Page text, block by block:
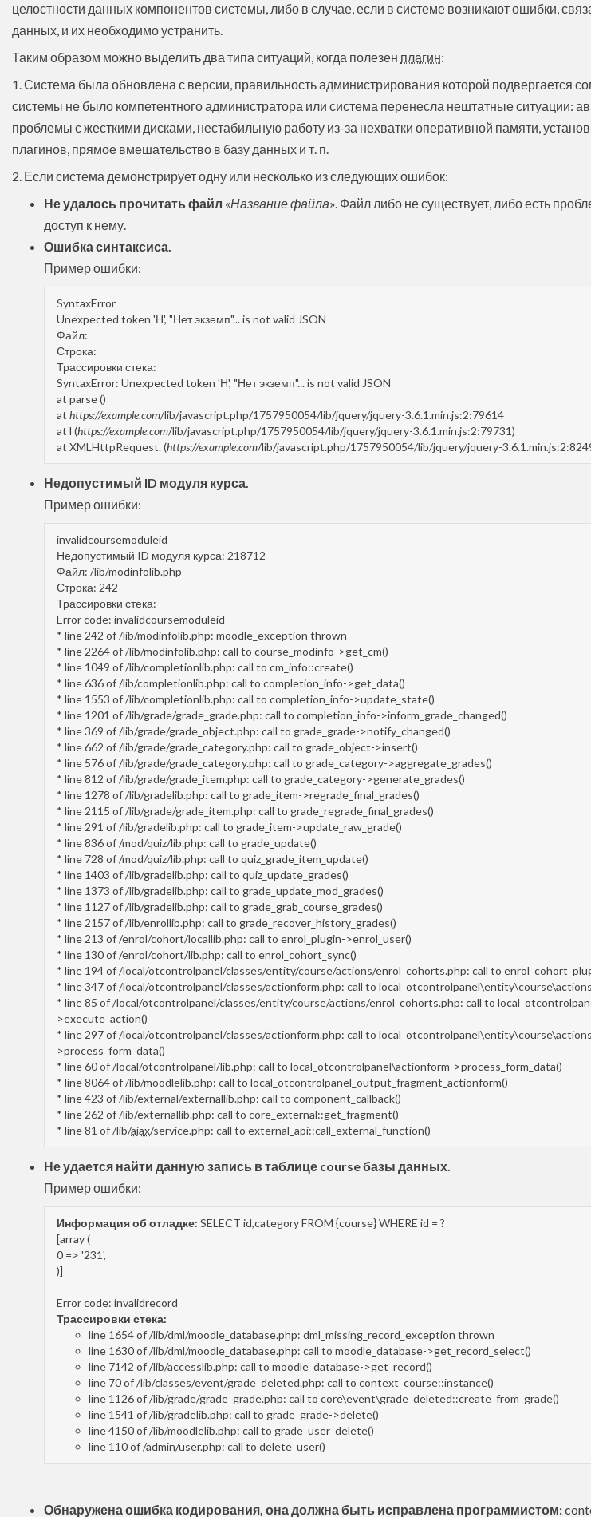
целостности данных компонентов системы, либо в случае, если в системе возникают ошибки,
данных, и их необходимо устранить.
Таким образом можно выделить два типа ситуаций, когда полезен плагин:
1. Система была обновлена с версии, правильность администрирования которой подвергается
системы не было компетентного администратора или система перенесла нештатные ситуации:
проблемы с жесткими дисками, нестабильную работу из-за нехватки оперативной памяти,
плагинов, прямое вмешательство в базу данных и т. п.
2. Если система демонстрирует одну или несколько из следующих ошибок:
Не удалось прочитать файл «Название файла». Файл либо не существует, либо есть
доступ к нему.
Ошибка синтаксиса.
Пример ошибки:
SyntaxError
Unexpected token 'Н', "Нет экземп"... is not valid JSON
Файл:
Строка:
Трассировки стека:
SyntaxError: Unexpected token 'Н', "Нет экземп"... is not valid JSON
at parse ()
at https://example.com/lib/javascript.php/1757950054/lib/jquery/jquery-3.6.1.min.js:2:79614
at l (https://example.com/lib/javascript.php/1757950054/lib/jquery/jquery-3.6.1.min.js:2:79731)
at XMLHttpRequest. (https://example.com/lib/javascript.php/1757950054/lib/jquery/jquery-
Недопустимый ID модуля курса.
Пример ошибки:
invalidcoursemoduleid
Недопустимый ID модуля курса: 218712
Файл: /lib/modinfolib.php
Строка: 242
Трассировки стека:
Error code: invalidcoursemoduleid
* line 242 of /lib/modinfolib.php: moodle_exception thrown
* line 2264 of /lib/modinfolib.php: call to course_modinfo->get_cm()
* line 1049 of /lib/completionlib.php: call to cm_info::create()
* line 636 of /lib/completionlib.php: call to completion_info->get_data()
* line 1553 of /lib/completionlib.php: call to completion_info->update_state()
* line 1201 of /lib/grade/grade_grade.php: call to completion_info->inform_grade_changed()
* line 369 of /lib/grade/grade_object.php: call to grade_grade->notify_changed()
* line 662 of /lib/grade/grade_category.php: call to grade_object->insert()
* line 576 of /lib/grade/grade_category.php: call to grade_category->aggregate_grades()
* line 812 of /lib/grade/grade_item.php: call to grade_category->generate_grades()
* line 1278 of /lib/gradelib.php: call to grade_item->regrade_final_grades()
* line 2115 of /lib/grade/grade_item.php: call to grade_regrade_final_grades()
* line 291 of /lib/gradelib.php: call to grade_item->update_raw_grade()
* line 836 of /mod/quiz/lib.php: call to grade_update()
* line 728 of /mod/quiz/lib.php: call to quiz_grade_item_update()
* line 1403 of /lib/gradelib.php: call to quiz_update_grades()
* line 1373 of /lib/gradelib.php: call to grade_update_mod_grades()
* line 1127 of /lib/gradelib.php: call to grade_grab_course_grades()
* line 2157 of /lib/enrollib.php: call to grade_recover_history_grades()
* line 213 of /enrol/cohort/locallib.php: call to enrol_plugin->enrol_user()
* line 130 of /enrol/cohort/lib.php: call to enrol_cohort_sync()
* line 194 of /local/otcontrolpanel/classes/entity/course/actions/enrol_cohorts.php: call to
* line 347 of /local/otcontrolpanel/classes/actionform.php: call to
* line 85 of /local/otcontrolpanel/classes/entity/course/actions/enrol_cohorts.php: call to
>execute_action()
* line 297 of /local/otcontrolpanel/classes/actionform.php: call to
>process_form_data()
* line 60 of /local/otcontrolpanel/lib.php: call to local_otcontrolpanel\actionform->process_form_data()
* line 8064 of /lib/moodlelib.php: call to local_otcontrolpanel_output_fragment_actionform()
* line 423 of /lib/external/externallib.php: call to component_callback()
* line 262 of /lib/externallib.php: call to core_external::get_fragment()
* line 81 of /lib/ajax/service.php: call to external_api::call_external_function()
Не удается найти данную запись в таблице course базы данных.
Пример ошибки:
Информация об отладке: SELECT id,category FROM {course} WHERE id = ?
[array (
0 => '231',
)]
Error code: invalidrecord
Трассировки стека:
line 1654 of /lib/dml/moodle_database.php: dml_missing_record_exception thrown
line 1630 of /lib/dml/moodle_database.php: call to moodle_database->get_record_select()
line 7142 of /lib/accesslib.php: call to moodle_database->get_record()
line 70 of /lib/classes/event/grade_deleted.php: call to context_course::instance()
line 1126 of /lib/grade/grade_grade.php: call to core\event\grade_deleted::create_from_grade()
line 1541 of /lib/gradelib.php: call to grade_grade->delete()
line 4150 of /lib/moodlelib.php: call to grade_user_delete()
line 110 of /admin/user.php: call to delete_user()
Обнаружена ошибка кодирования, она должна быть исправлена программистом: